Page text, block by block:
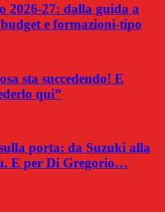
2026-27: dalla guida a
e formazioni-tipo
sta succedendo! E
qui”
porta: da Suzuki alla
E per Di Gregorio…